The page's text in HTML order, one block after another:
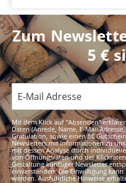
Zum
5 €
Mit dem Klick auf "Absenden"
Daten (Anrede, Name, E-Mail
Gratulation, sowie einen 8€
Newsletters mit Informationen zu
mit dessen Analyse durch
von Öffnungsraten und der
Gestaltung künftiger Newsletter
einverstanden. Die Einwilligung
werden. Ausführliche Hinweise